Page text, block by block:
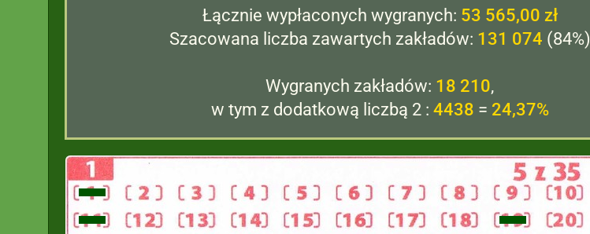
Łącznie wypłaconych wygranych: 53 565,00 zł
Szacowana liczba zawartych zakładów: 131 074 (84%)
Wygranych zakładów: 18 210,
w tym z dodatkową liczbą 2 : 4438 = 24,37%